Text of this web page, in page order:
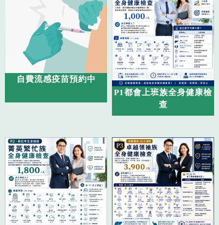
自費流感疫苗預約中
P1都會上班族全身健康檢
查